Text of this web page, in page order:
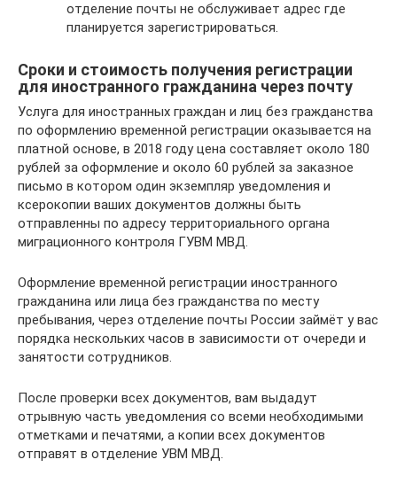
отделение почты не обслуживает адрес где
планируется зарегистрироваться.
Сроки и стоимость получения регистрации
для иностранного гражданина через почту
Услуга для иностранных граждан и лиц без гражданства
по оформлению временной регистрации оказывается на
платной основе, в 2018 году цена составляет около 180
рублей за оформление и около 60 рублей за заказное
письмо в котором один экземпляр уведомления и
ксерокопии ваших документов должны быть
отправленны по адресу территориального органа
миграционного контроля ГУВМ МВД.
Оформление временной регистрации иностранного
гражданина или лица без гражданства по месту
пребывания, через отделение почты России займёт у вас
порядка нескольких часов в зависимости от очереди и
занятости сотрудников.
После проверки всех документов, вам выдадут
отрывную часть уведомления со всеми необходимыми
отметками и печатями, а копии всех документов
отправят в отделение УВМ МВД.